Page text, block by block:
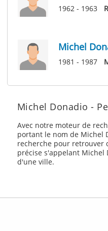
Michel Donadio -
Avec notre moteur de
portant le nom de Michel
recherche pour retrouver
précise s'appelant Michel
d'une ville.
1962 - 1963
Michel
1981 - 1987